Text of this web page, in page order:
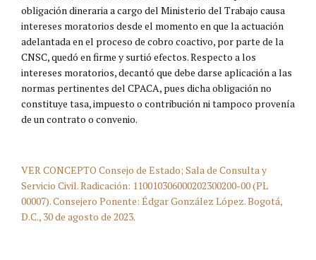
obligación dineraria a cargo del Ministerio del Trabajo causa
intereses moratorios desde el momento en que la actuación
adelantada en el proceso de cobro coactivo, por parte de la
CNSC, quedó en firme y surtió efectos. Respecto a los
intereses moratorios, decantó que debe darse aplicación a las
normas pertinentes del CPACA, pues dicha obligación no
constituye tasa, impuesto o contribución ni tampoco provenía
de un contrato o convenio.
VER CONCEPTO Consejo de Estado; Sala de Consulta y
Servicio Civil. Radicación: 110010306000202300200-00 (PL
00007). Consejero Ponente: Édgar González López. Bogotá,
D.C., 30 de agosto de 2023.